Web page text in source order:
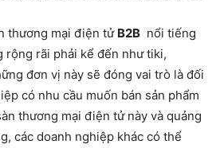
thương mại điện tử B2B nổi tiếng
rộng rãi phải kể đến như tiki,
đơn vị này sẽ đóng vai trò là đối
có nhu cầu muốn bán sản phẩm
thương mại điện tử này và quảng
các doanh nghiệp khác có thể